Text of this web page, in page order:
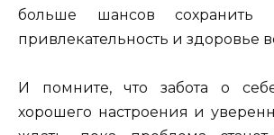
больше шансов сохранить
привлекательность и здоровье
И помните, что забота о
хорошего настроения и